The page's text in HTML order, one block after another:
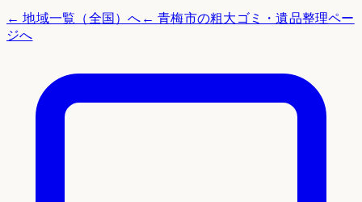
← 地域一覧（全国）へ ←青梅市の粗大ゴミ・遺品整理ペー
ジへ